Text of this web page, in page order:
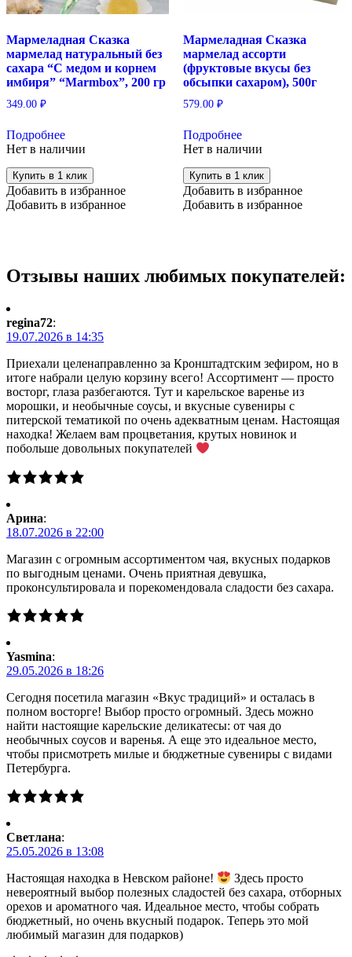
Мармеладная Сказка
мармелад натуральный без
сахара “С медом и корнем
имбиря” “Marmbox”, 200 гр
349.00 ₽
Подробнее
Нет в наличии
Купить в 1 клик
Добавить в избранное
Добавить в избранное
Мармеладная Сказка
мармелад ассорти
(фруктовые вкусы без
обсыпки сахаром), 500г
579.00 ₽
Подробнее
Нет в наличии
Купить в 1 клик
Добавить в избранное
Добавить в избранное
Отзывы наших любимых покупателей:
regina72:
19.07.2026 в 14:35
Приехали целенаправленно за Кронштадтским зефиром, но в
итоге набрали целую корзину всего! Ассортимент — просто
восторг, глаза разбегаются. Тут и карельское варенье из
морошки, и необычные соусы, и вкусные сувениры с
питерской тематикой по очень адекватным ценам. Настоящая
находка! Желаем вам процветания, крутых новинок и
побольше довольных покупателей
Арина:
18.07.2026 в 22:00
Магазин с огромным ассортиментом чая, вкусных подарков
по выгодным ценами. Очень приятная девушка,
проконсультировала и порекомендовала сладости без сахара.
Yasmina:
29.05.2026 в 18:26
Сегодня посетила магазин «Вкус традиций» и осталась в
полном восторге! Выбор просто огромный. Здесь можно
найти настоящие карельские деликатесы: от чая до
необычных соусов и варенья. А еще это идеальное место,
чтобы присмотреть милые и бюджетные сувениры с видами
Петербурга.
Светлана:
25.05.2026 в 13:08
Настоящая находка в Невском районе!
Здесь просто
невероятный выбор полезных сладостей без сахара, отборных
орехов и ароматного чая. Идеальное место, чтобы собрать
бюджетный, но очень вкусный подарок. Теперь это мой
любимый магазин для подарков)